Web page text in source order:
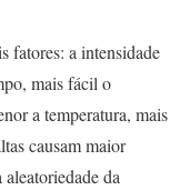
fatores: a intensidade
mais fácil o
a temperatura, mais
causam maior
da